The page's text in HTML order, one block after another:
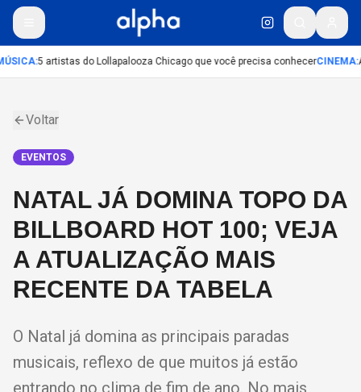
:5 artistas do Lollapalooza Chicago que você precisa conhecerCINEMA:
Voltar
EVENTOS
NATAL JÁ DOMINA TOPO DA
BILLBOARD HOT 100; VEJA
A ATUALIZAÇÃO MAIS
RECENTE DA TABELA
O Natal já domina as principais paradas
musicais, reflexo de que muitos já estão
entrando no clima de fim de ano. No mais